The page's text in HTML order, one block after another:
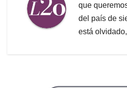
que
del país de
está